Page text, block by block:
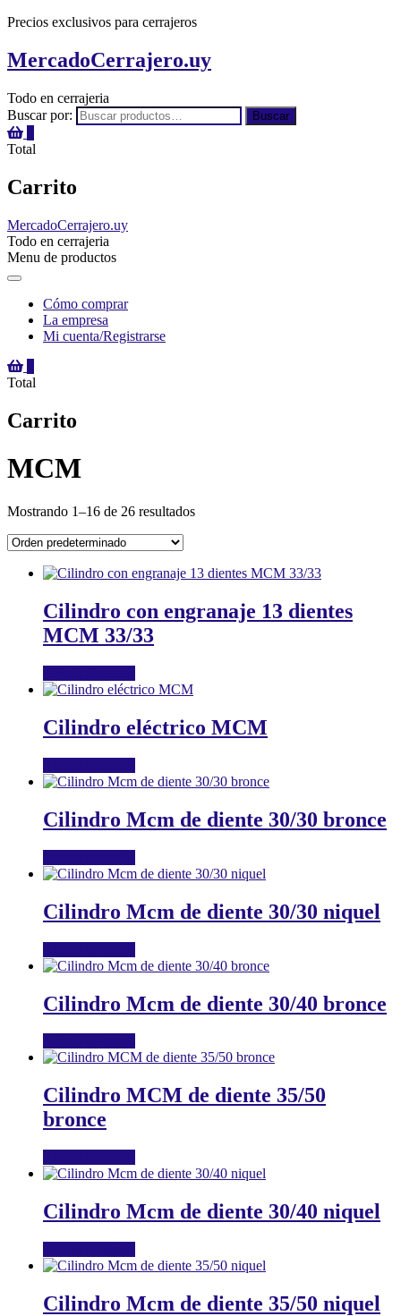
Precios exclusivos para cerrajeros
MercadoCerrajero.uy
Todo en cerrajeria
Buscar por:
Buscar
Total
Carrito
MercadoCerrajero.uy
Todo en cerrajeria
Menu de productos
Cómo comprar
La empresa
Mi cuenta/Registrarse
Total
Carrito
MCM
Mostrando 1–16 de 26 resultados
Cilindro con engranaje 13 dientes
MCM 33/33
Cilindro eléctrico MCM
Cilindro Mcm de diente 30/30 bronce
Cilindro Mcm de diente 30/30 niquel
Cilindro Mcm de diente 30/40 bronce
Cilindro MCM de diente 35/50
bronce
Cilindro Mcm de diente 30/40 niquel
Cilindro Mcm de diente 35/50 niquel